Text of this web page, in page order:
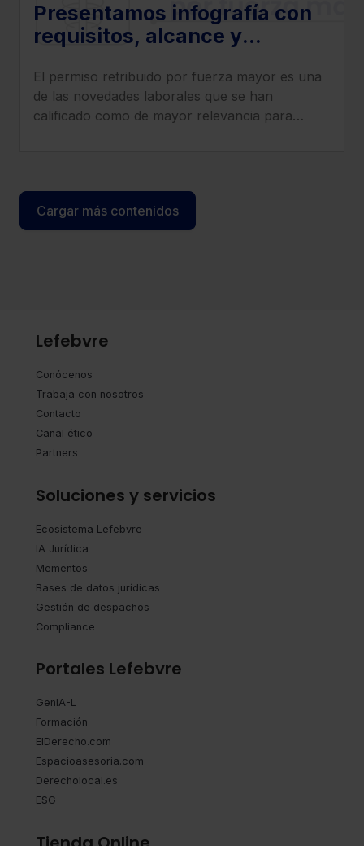
Presentamos infografía con
requisitos, alcance y
incumplimiento del permiso
retribuido por fuerza mayor
El permiso retribuido por fuerza mayor es una
de las novedades laborales que se han
calificado como de mayor relevancia para
Cargar más contenidos
Lefebvre
Conócenos
Trabaja con nosotros
Contacto
Canal ético
Partners
Soluciones y servicios
Ecosistema Lefebvre
IA Jurídica
Mementos
Bases de datos jurídicas
Gestión de despachos
Compliance
Portales Lefebvre
GenIA-L
Formación
ElDerecho.com
Espacioasesoria.com
Derecholocal.es
ESG